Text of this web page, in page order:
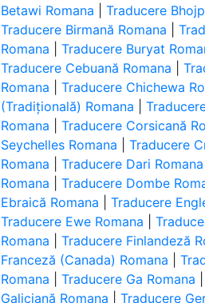
Betawi Romana |Traducere
Traducere Birmană Romana |
Romana |Traducere Buryat
Traducere Cebuană Romana |
Romana |Traducere Chichewa
(Tradițională) Romana |
Romana |Traducere Corsicană
Seychelles Romana |Traducere
Romana |Traducere Dari Romana
Romana |Traducere Dombe
Ebraică Romana |Traducere
Traducere Ewe Romana |
Romana |Traducere Finlandeză
Franceză (Canada) Romana |
Romana |Traducere Ga Romana
Galiciană Romana |Traducere